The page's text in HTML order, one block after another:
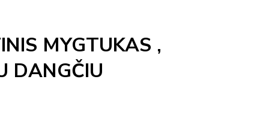
MYGTUKAS ,
DANGČIU